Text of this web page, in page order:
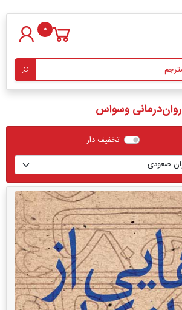
0
روان‌درمانی وسواس
تخفیف دار